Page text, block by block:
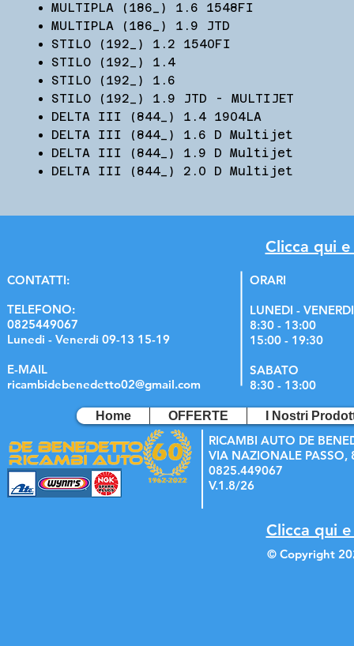
MULTIPLA (186_) 1.6 1548FI
MULTIPLA (186_) 1.9 JTD
STILO (192_) 1.2 1540FI
STILO (192_) 1.4
STILO (192_) 1.6
STILO (192_) 1.9 JTD - MULTIJET
DELTA III (844_) 1.4 1904LA
DELTA III (844_) 1.6 D Multijet
DELTA III (844_) 1.9 D Multijet
DELTA III (844_) 2.0 D Multijet
Clicca qui
CONTATTI:
TELEFONO:
0825449067
Lunedi - Venerdi 09-13 15-19
E-MAIL
ricambidebenedetto02@gmail.com
ORARI
LUNEDI - VENERDI
8:30 - 13:00
15:00 - 19:30
SABATO
8:30 - 13:00
Home OFFERTE I Nostri
RICAMBI AUTO DE
VIA NAZIONALE PASSO,
0825.449067
V.1.8/26
Clicca qui
© Copyright